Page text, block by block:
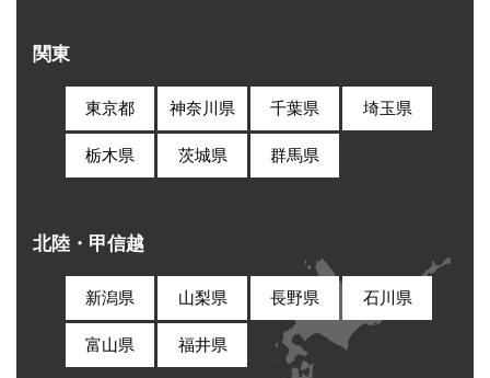
関東
東京都 神奈川県 千葉県 埼玉県
栃木県 茨城県 群馬県
北陸・甲信越
新潟県 山梨県 長野県 石川県
富山県 福井県